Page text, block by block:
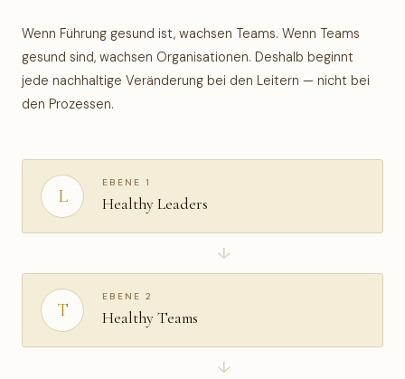
Wenn Führung gesund ist, wachsen Teams. Wenn Teams
gesund sind, wachsen Organisationen. Deshalb beginnt
jede nachhaltige Veränderung bei den Leitern — nicht bei
den Prozessen.
L
EBENE 1
Healthy Leaders
↓
T
EBENE 2
Healthy Teams
↓